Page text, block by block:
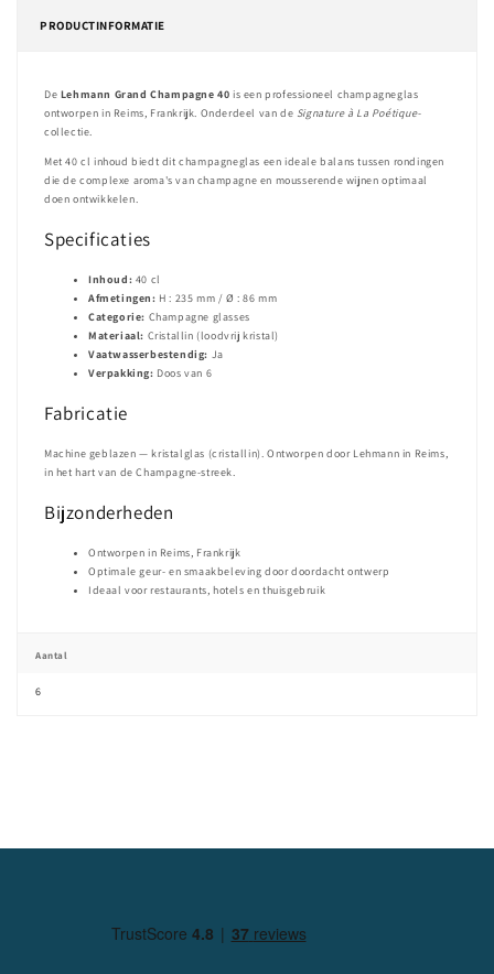
PRODUCTINFORMATIE
De Lehmann Grand Champagne 40 is een professioneel champagneglas
ontworpen in Reims, Frankrijk. Onderdeel van de Signature à La Poétique-
collectie.
Met 40 cl inhoud biedt dit champagneglas een ideale balans tussen rondingen
die de complexe aroma's van champagne en mousserende wijnen optimaal
doen ontwikkelen.
Specificaties
Inhoud: 40 cl
Afmetingen: H : 235 mm / Ø : 86 mm
Categorie: Champagne glasses
Materiaal: Cristallin (loodvrij kristal)
Vaatwasserbestendig: Ja
Verpakking: Doos van 6
Fabricatie
Machine geblazen — kristalglas (cristallin). Ontworpen door Lehmann in Reims,
in het hart van de Champagne-streek.
Bijzonderheden
Ontworpen in Reims, Frankrijk
Optimale geur- en smaakbeleving door doordacht ontwerp
Ideaal voor restaurants, hotels en thuisgebruik
Aantal
6